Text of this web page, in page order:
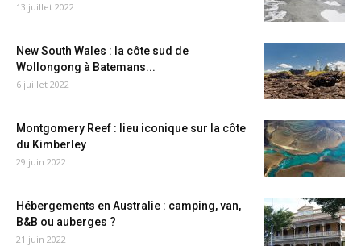
13 juillet 2022
New South Wales : la côte sud de
Wollongong à Batemans...
6 juillet 2022
Montgomery Reef : lieu iconique sur la côte
du Kimberley
29 juin 2022
Hébergements en Australie : camping, van,
B&B ou auberges ?
21 juin 2022